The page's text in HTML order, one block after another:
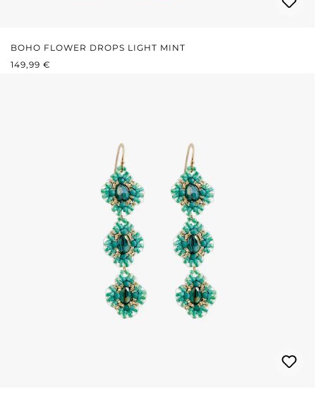
BOHO FLOWER DROPS LIGHT MINT
PRIX RÉGULIER :
149,99 €